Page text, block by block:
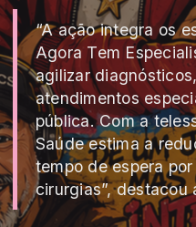
“A ação integra os
Agora Tem
agilizar
atendimentos
pública. Com a
Saúde estima a
tempo de espera
cirurgias”, destacou